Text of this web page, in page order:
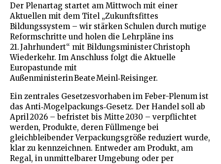
Der Plenartag startet am Mittwoch mit einer
Aktuellen mit dem Titel „Zukunftsfittes
Bildungssystem – wir stärken Schulen durch mutige
Reformschritte und holen die Lehrpläne ins
21. Jahrhundert“ mit Bildungsminister Christoph
Wiederkehr. Im Anschluss folgt die Aktuelle
Europastunde mit
Außenministerin Beate Meinl‑Reisinger.
Ein zentrales Gesetzesvorhaben im Feber-Plenum ist
das Anti‑Mogelpackungs‑Gesetz. Der Handel soll ab
April 2026 – befristet bis Mitte 2030 – verpflichtet
werden, Produkte, deren Füllmenge bei
gleichbleibender Verpackungsgröße reduziert wurde,
klar zu kennzeichnen. Entweder am Produkt, am
Regal, in unmittelbarer Umgebung oder per